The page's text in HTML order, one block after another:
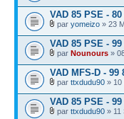
VAD 85 PSE -
par yomeizo » 23
VAD 85 PSE -
par Nounours »
VAD MFS-D - 99
par ttxdudu90 » 10
VAD 85 PSE -
par ttxdudu90 » 11